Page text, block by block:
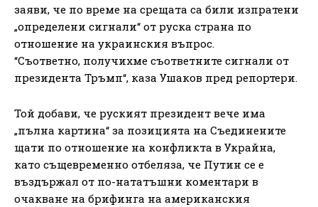
заяви, че по време на срещата са били изпратени
„определени сигнали“ от руска страна по
отношение на украинския въпрос.
“Съответно, получихме съответните сигнали от
президента Тръмп“, каза Ушаков пред репортери.
Той добави, че руският президент вече има
„пълна картина“ за позицията на Съединените
щати по отношение на конфликта в Украйна,
като същевременно отбеляза, че Путин се е
въздържал от по-нататъшни коментари в
очакване на брифинга на американския